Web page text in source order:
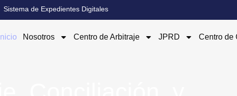
Sistema de Expedientes Digitales
Inicio Nosotros Centro de Arbitraje JPRD Centro de